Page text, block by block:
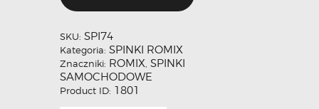
SKU: SPI74
Kategoria: SPINKI ROMIX
Znaczniki: ROMIX, SPINKI
SAMOCHODOWE
Product ID: 1801